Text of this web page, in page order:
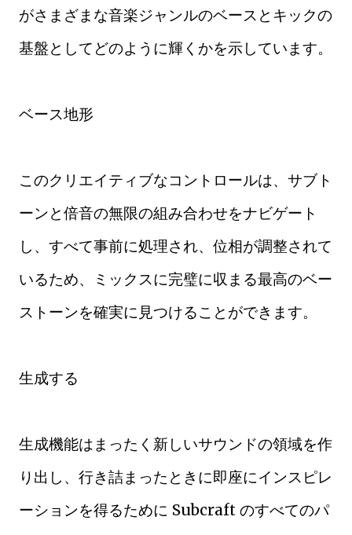
がさまざまな音楽ジャンルのベースとキックの
基盤としてどのように輝くかを示しています。
ベース地形
このクリエイティブなコントロールは、サブト
ーンと倍音の無限の組み合わせをナビゲート
し、すべて事前に処理され、位相が調整されて
いるため、ミックスに完璧に収まる最高のベー
ストーンを確実に見つけることができます。
生成する
生成機能はまったく新しいサウンドの領域を作
り出し、行き詰まったときに即座にインスピレ
ーションを得るために Subcraft のすべてのパ